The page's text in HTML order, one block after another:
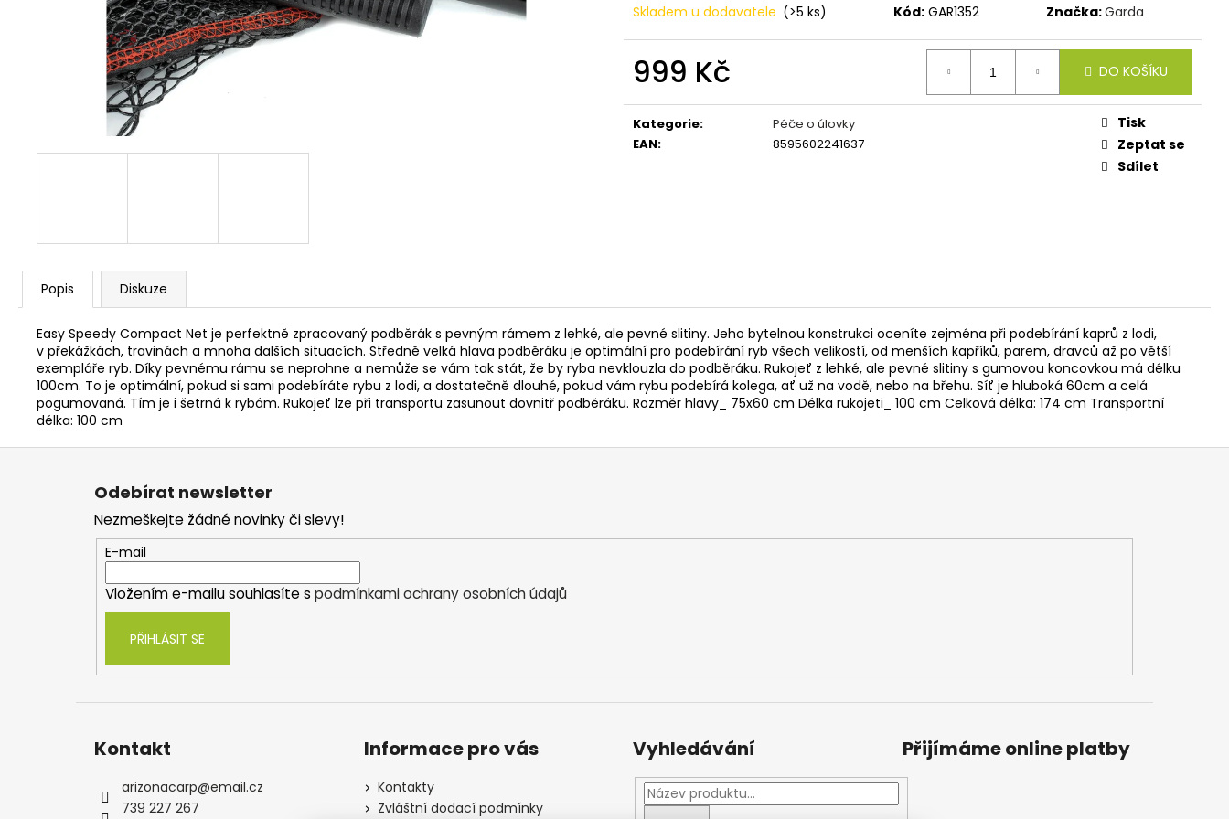
Skladem u dodavatele (>5 ks) Kód: GAR1352 Značka:Garda
999 Kč
cena:
DO KOŠÍKU
Kategorie:
Péče o úlovky
EAN: 8595602241637
Tisk
Zeptat se
Sdílet
Popis Diskuze
Easy Speedy Compact Net je perfektně zpracovaný podběrák s pevným rámem z lehké, ale pevné slitiny. Jeho bytelnou konstrukci oceníte zejména při podebírání kaprů z lodi,
v překážkách, travinách a mnoha dalších situacích. Středně velká hlava podběráku je optimální pro podebírání ryb všech velikostí, od menších kapříků, parem, dravců až po větší
exempláře ryb. Díky pevnému rámu se neprohne a nemůže se vám tak stát, že by ryba nevklouzla do podběráku. Rukojeť z lehké, ale pevné slitiny s gumovou koncovkou má délku
100cm. To je optimální, pokud si sami podebíráte rybu z lodi, a dostatečně dlouhé, pokud vám rybu podebírá kolega, ať už na vodě, nebo na břehu. Síť je hluboká 60cm a celá
pogumovaná. Tím je i šetrná k rybám. Rukojeť lze při transportu zasunout dovnitř podběráku. Rozměr hlavy_ 75x60 cm Délka rukojeti_ 100 cm Celková délka: 174 cm Transportní
délka: 100 cm
V1 CARP - AMUR
159 Kč
OLOVĚNÉ KRMÍTKO S TRUBIČKOU
DELPHIN EAZYSIX
44 Kč
ROHLÍKOVÉ BOILIES FLUO 30G
Z
Odebírat newsletter
Nezmeškejte žádné novinky či slevy!
E-mail
Vložením e-mailu souhlasíte s podmínkami ochrany osobních údajů
PŘIHLÁSIT SE
Kontakt
arizonacarp@email.cz
739 227 267
Informace pro vás
Kontakty
Zvláštní dodací podmínky
Vyhledávání Přijímáme online platby